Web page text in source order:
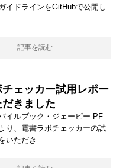
イドラインをGitHubで公開し
記事を読む
ェッカー試用レポー
だきました
イルブック・ジェーピー PF
り、電書ラボチェッカーの試
いただき